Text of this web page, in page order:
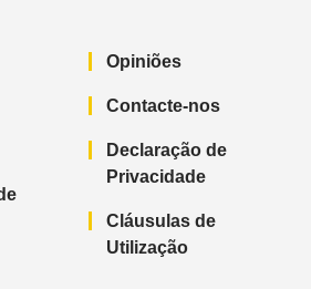
Opiniões
Contacte-nos
Declaração de
Privacidade
Cláusulas de
Utilização